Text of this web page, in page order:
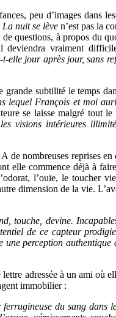
peu d’images dans
La nuit se lève n’est pas la
questions, à propos du
deviendra vraiment
t-elle jour après jour, sans
subtilité le temps
lequel François et moi
se laisse malgré tout
visions intérieures
de nombreuses reprises
elle commence déjà à
l’ouïe, le toucher
dimension de la vie.
touche, devine.
de ce capteur
perception authentique
adressée à un ami où
immobilier :
ferrugineuse du sang